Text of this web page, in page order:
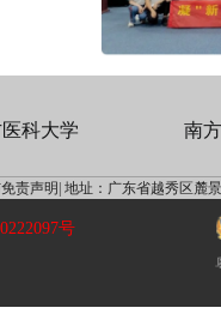
科大学 南
责声明| 地址：广东省越秀区麓
号